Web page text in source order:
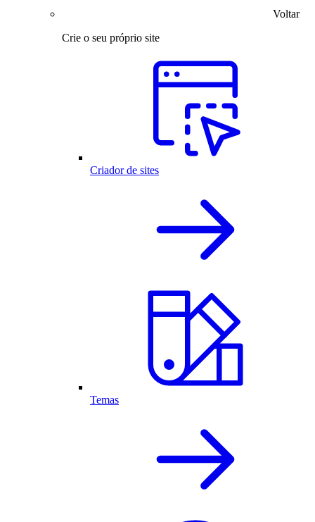
Voltar
Crie o seu próprio site
Criador de sites
Temas